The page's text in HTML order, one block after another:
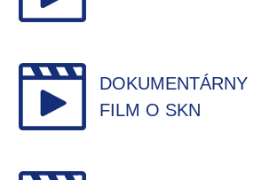
DOKUMENTÁRNY
FILM O SKN